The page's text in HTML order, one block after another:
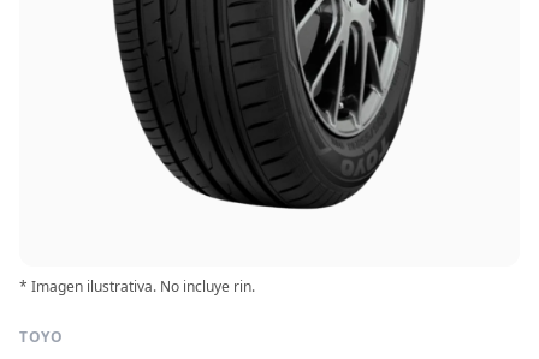
* Imagen ilustrativa. No incluye rin.
TOYO